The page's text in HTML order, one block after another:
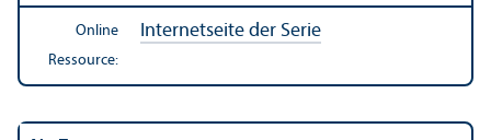
Online
Ressource:
Internetseite der Serie